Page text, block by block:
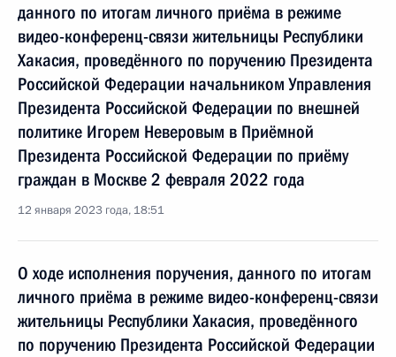
данного по итогам личного приёма в режиме
видео-конференц-связи жительницы Республики
Хакасия, проведённого по поручению Президента
Российской Федерации начальником Управления
Президента Российской Федерации по внешней
политике Игорем Неверовым в Приёмной
Президента Российской Федерации по приёму
граждан в Москве 2 февраля 2022 года
12 января 2023 года, 18:51
О ходе исполнения поручения, данного по итогам
личного приёма в режиме видео-конференц-связи
жительницы Республики Хакасия, проведённого
по поручению Президента Российской Федерации